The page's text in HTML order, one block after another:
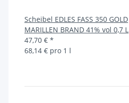
Scheibel EDLES FASS 350 GOLD
MARILLEN BRAND 41% vol 0,7 L
47,70 € *
68,14 € pro 1 l